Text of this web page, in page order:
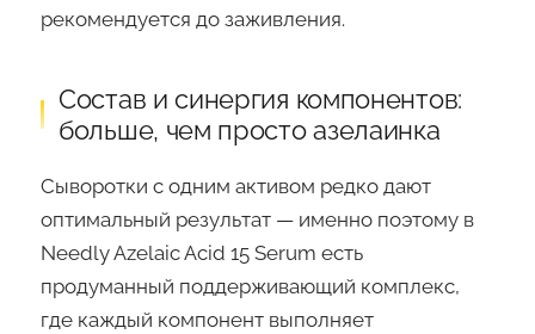
рекомендуется до заживления.
Состав и синергия компонентов:
больше, чем просто азелаинка
Сыворотки с одним активом редко дают
оптимальный результат — именно поэтому в
Needly Azelaic Acid 15 Serum есть
продуманный поддерживающий комплекс,
где каждый компонент выполняет